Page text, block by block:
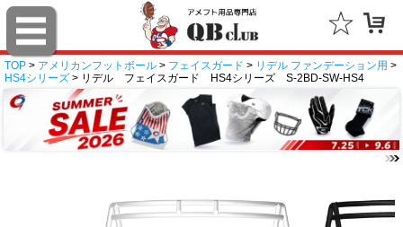
TOP > アメリカンフットボール > フェイスガード > リデル ファンデーション用 >
HS4シリーズ > リデル フェイスガード HS4シリーズ S-2BD-SW-HS4